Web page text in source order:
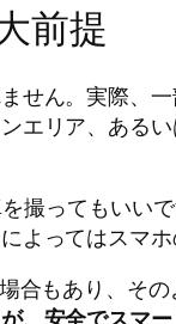
前提
せん。実際、
エリア、ある
撮ってもいい
ってはスマ
もあり、そ
、安全でスマ